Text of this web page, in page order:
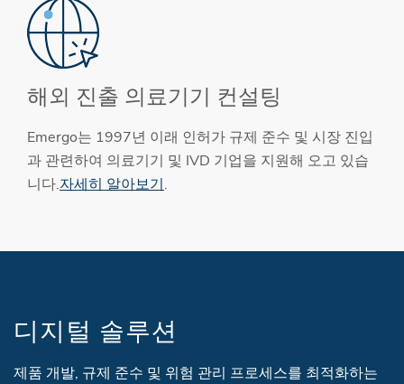
해외 진출 의료기기 컨설팅
Emergo는 1997년 이래 인허가 규제 준수 및 시장 진입
과 관련하여 의료기기 및 IVD 기업을 지원해 오고 있습
니다.자세히 알아보기.
디지털 솔루션
제품 개발, 규제 준수 및 위험 관리 프로세스를 최적화하는